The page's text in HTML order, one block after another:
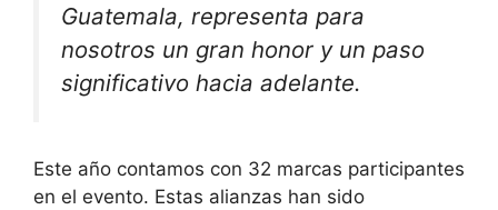
Guatemala, representa para
nosotros un gran honor y un paso
significativo hacia adelante.
Este año contamos con 32 marcas participantes
en el evento. Estas alianzas han sido